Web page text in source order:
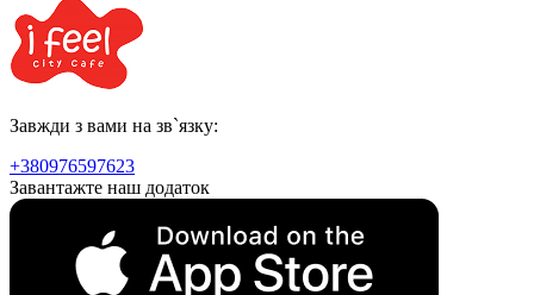
Завжди з вами на зв`язку:
+380976597623
Завантажте наш додаток